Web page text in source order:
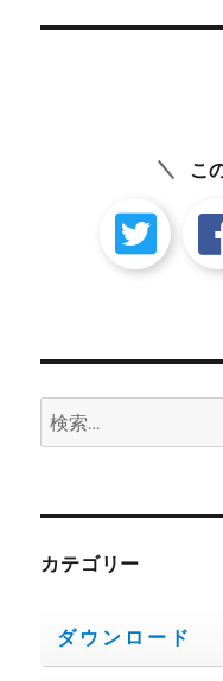
ー
投
こ
検
索:
カテゴリー
ダウンロード